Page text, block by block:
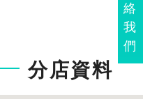
絡
我
們
分店資料